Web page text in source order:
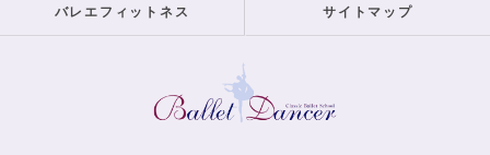
バレエフィットネス サイトマップ